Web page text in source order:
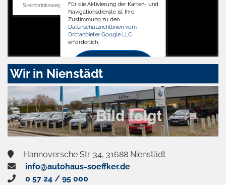
Steinbrinksweg 12, 31840 Hessisch Oldendorf
Für die Aktivierung der Karten- und
Navigationsdienste ist Ihre
Zustimmung zu den
Datenschutzrichtlinien vom
Drittanbieter Google LLC
erforderlich.
Zustimmen
aktivieren
Wir in Nienstädt
Hannoversche Str. 34, 31688 Nienstädt
info@autohaus-soeffker.de
0 57 24 / 95 000